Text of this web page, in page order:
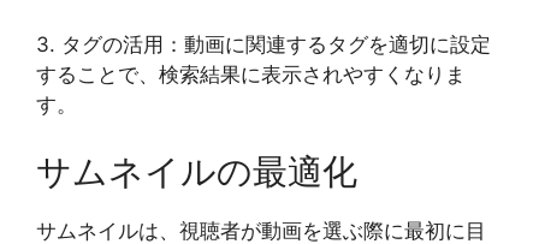
3. タグの活用：動画に関連するタグを適切に設定
することで、検索結果に表示されやすくなりま
す。
サムネイルの最適化
サムネイルは、視聴者が動画を選ぶ際に最初に目